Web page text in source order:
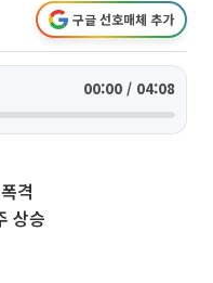
구글 선호매체 추가
00:00 / 04:08
격
상승